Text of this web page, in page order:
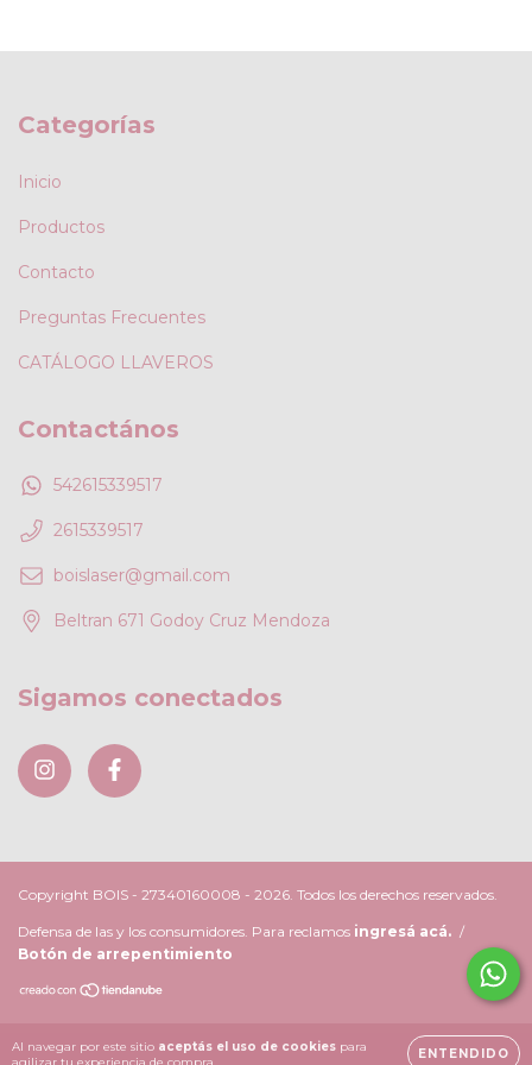
Al navegar por este sitio aceptás el uso de cookies para
agilizar tu experiencia de compra.
ENTENDIDO
Categorías
Inicio
Productos
Contacto
Preguntas Frecuentes
CATÁLOGO LLAVEROS
Contactános
542615339517
2615339517
boislaser@gmail.com
Beltran 671 Godoy Cruz Mendoza
Sigamos conectados
Copyright BOIS - 27340160008 - 2026. Todos los derechos reservados.
Defensa de las y los consumidores. Para reclamos ingresá acá. /
Botón de arrepentimiento